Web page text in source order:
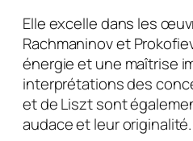
Elle excelle dans les
Rachmaninov et
énergie et une maîtrise
interprétations des
et de Liszt sont
audace et leur originalité.